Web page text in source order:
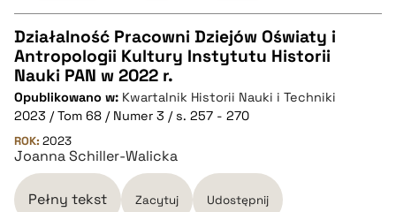
CZYSTY TEKST
pobierz cytat
BIBTEX
Działalność Pracowni Dziejów Oświaty i
Antropologii Kultury Instytutu Historii
Nauki PAN w 2022 r.
Opublikowano w: Kwartalnik Historii Nauki i Techniki
2023 / Tom 68 / Numer 3 / s. 257 - 270
ROK: 2023
Joanna Schiller-Walicka
Pełny tekst Zacytuj Udostępnij